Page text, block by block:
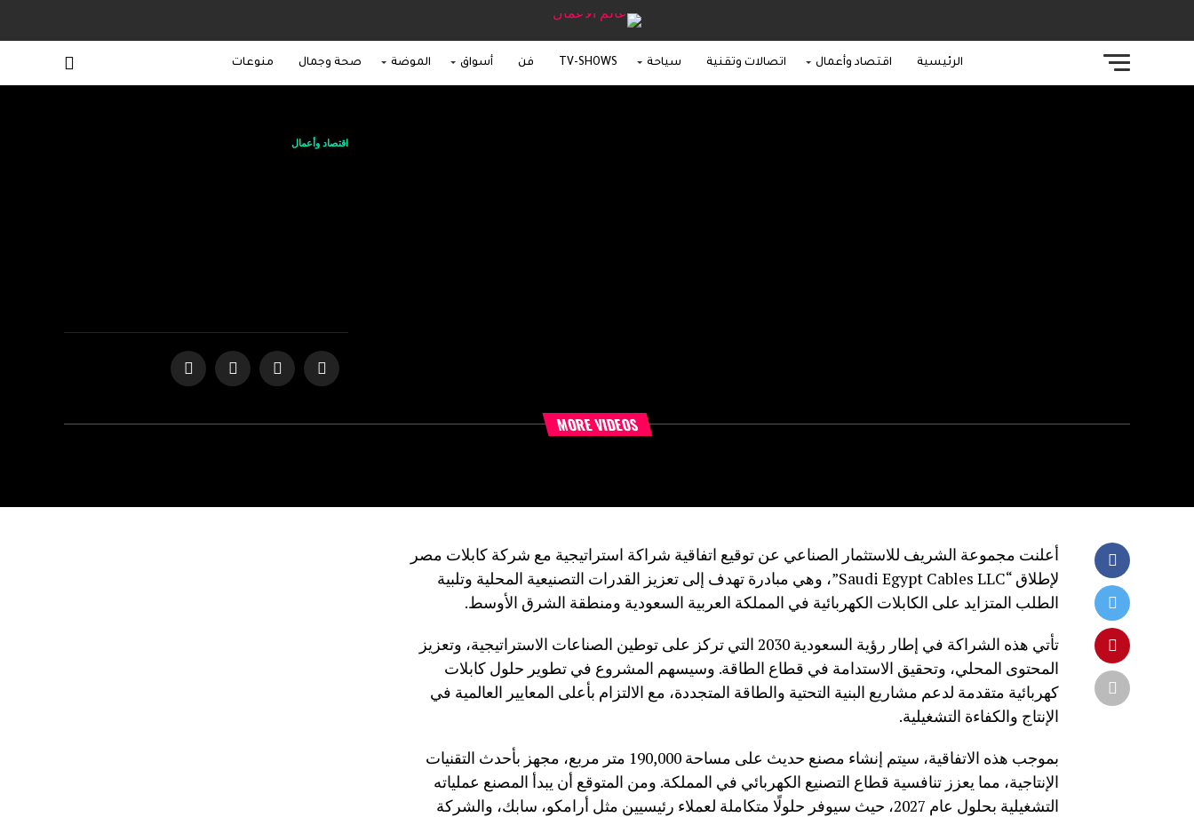
الرئيسية اقتصاد وأعمال اتصالات وتقنية سياحة TV-SHOWS فن أسواق الموضة صحة وجمال منوعات
اقتصاد وأعمال
MORE VIDEOS
أعلنت مجموعة الشريف للاستثمار الصناعي عن توقيع اتفاقية شراكة استراتيجية مع شركة كابلات مصر
لإطلاق “Saudi Egypt Cables LLC”، وهي مبادرة تهدف إلى تعزيز القدرات التصنيعية المحلية وتلبية
الطلب المتزايد على الكابلات الكهربائية في المملكة العربية السعودية ومنطقة الشرق الأوسط.
تأتي هذه الشراكة في إطار رؤية السعودية 2030 التي تركز على توطين الصناعات الاستراتيجية، وتعزيز
المحتوى المحلي، وتحقيق الاستدامة في قطاع الطاقة. وسيسهم المشروع في تطوير حلول كابلات
كهربائية متقدمة لدعم مشاريع البنية التحتية والطاقة المتجددة، مع الالتزام بأعلى المعايير العالمية في
الإنتاج والكفاءة التشغيلية.
بموجب هذه الاتفاقية، سيتم إنشاء مصنع حديث على مساحة 190,000 متر مربع، مجهز بأحدث التقنيات
الإنتاجية، مما يعزز تنافسية قطاع التصنيع الكهربائي في المملكة. ومن المتوقع أن يبدأ المصنع عملياته
التشغيلية بحلول عام 2027، حيث سيوفر حلولًا متكاملة لعملاء رئيسيين مثل أرامكو، سابك، والشركة